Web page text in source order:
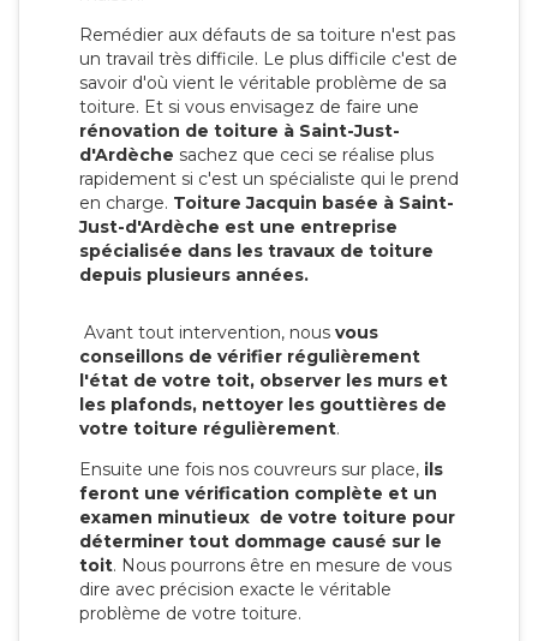
Remédier aux défauts de sa toiture n'est pas
un travail très difficile. Le plus difficile c'est de
savoir d'où vient le véritable problème de sa
toiture. Et si vous envisagez de faire une
rénovation de toiture à Saint-Just-
d'Ardèche sachez que ceci se réalise plus
rapidement si c'est un spécialiste qui le prend
en charge. Toiture Jacquin basée à Saint-
Just-d'Ardèche est une entreprise
spécialisée dans les travaux de toiture
depuis plusieurs années.
Avant tout intervention, nous vous
conseillons de vérifier régulièrement
l'état de votre toit, observer les murs et
les plafonds, nettoyer les gouttières de
votre toiture régulièrement.
Ensuite une fois nos couvreurs sur place, ils
feront une vérification complète et un
examen minutieux de votre toiture pour
déterminer tout dommage causé sur le
toit. Nous pourrons être en mesure de vous
dire avec précision exacte le véritable
problème de votre toiture.